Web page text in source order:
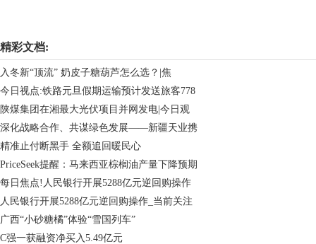
精彩文档:
入冬新“顶流” 奶皮子糖葫芦怎么选？|焦
今日视点:铁路元旦假期运输预计发送旅客778
陕煤集团在湘最大光伏项目并网发电|今日观
深化战略合作、共谋绿色发展——新疆天业携
精准止付断黑手 全额追回暖民心
PriceSeek提醒：马来西亚棕榈油产量下降预期
每日焦点!人民银行开展5288亿元逆回购操作
人民银行开展5288亿元逆回购操作_当前关注
广西“小砂糖橘”体验“雪国列车”
C强一获融资净买入5.49亿元